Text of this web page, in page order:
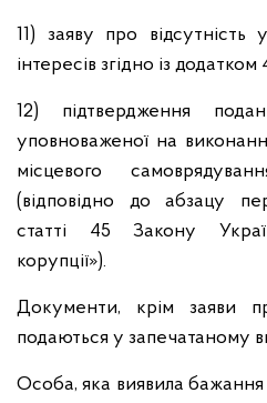
11) заяву про
інтересів згідно із
12) підтвердження
уповноваженої на
місцевого
(відповідно до абзацу
статті 45 Закону
корупції»).
Документи, крім заяви
подаються у запечатаному
Особа, яка виявила бажання